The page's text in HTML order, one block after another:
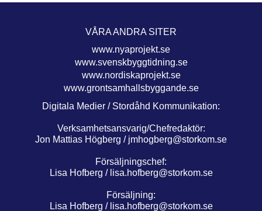
VÅRA ANDRA SITER
www.nyaprojekt.se
www.svenskbyggtidning.se
www.nordiskaprojekt.se
www.grontsamhallsbyggande.se
Digitala Medier / Stordåhd Kommunikation:
Verksamhetsansvarig/Chefredaktör:
Jon Mattias Högberg / jmhogberg@storkom.se
Försäljningschef:
Lisa Hofberg / lisa.hofberg@storkom.se
Försäljning:
Lisa Hofberg / lisa.hofberg@storkom.se